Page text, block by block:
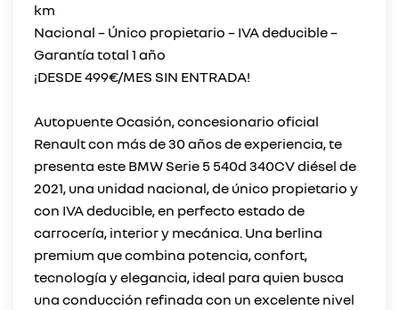
km
Nacional – Único propietario – IVA deducible –
Garantía total 1 año
¡DESDE 499€/MES SIN ENTRADA!
Autopuente Ocasión, concesionario oficial
Renault con más de 30 años de experiencia, te
presenta este BMW Serie 5 540d 340CV diésel de
2021, una unidad nacional, de único propietario y
con IVA deducible, en perfecto estado de
carrocería, interior y mecánica. Una berlina
premium que combina potencia, confort,
tecnología y elegancia, ideal para quien busca
una conducción refinada con un excelente nivel